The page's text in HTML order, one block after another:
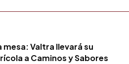
mesa: Valtra llevará su
a Caminos y Sabores